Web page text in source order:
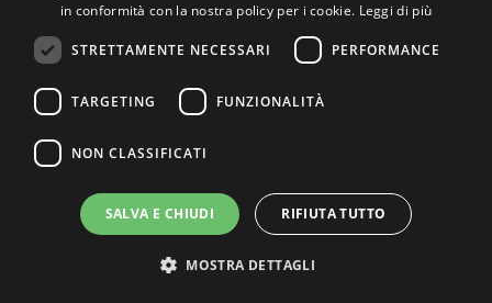
in conformità con la nostra policy per i cookie. Leggi di più
STRETTAMENTE NECESSARI PERFORMANCE
TARGETING FUNZIONALITÀ
NON CLASSIFICATI
SALVA E CHIUDI RIFIUTA TUTTO
MOSTRA DETTAGLI